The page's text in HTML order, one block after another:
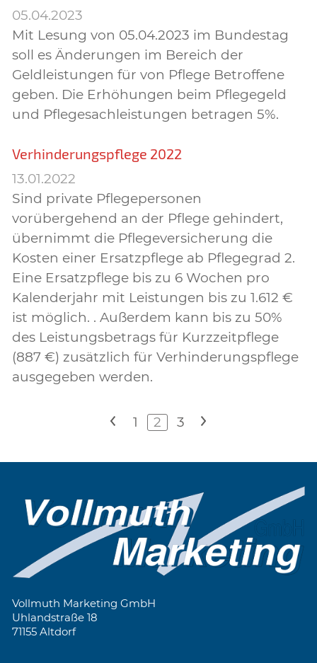
05.04.2023
Mit Lesung von 05.04.2023 im Bundestag
soll es Änderungen im Bereich der
Geldleistungen für von Pflege Betroffene
geben. Die Erhöhungen beim Pflegegeld
und Pflegesachleistungen betragen 5%.
Verhinderungspflege 2022
13.01.2022
Sind private Pflegepersonen
vorübergehend an der Pflege gehindert,
übernimmt die Pflegeversicherung die
Kosten einer Ersatzpflege ab Pflegegrad 2.
Eine Ersatzpflege bis zu 6 Wochen pro
Kalenderjahr mit Leistungen bis zu 1.612 €
ist möglich. . Außerdem kann bis zu 50%
des Leistungsbetrags für Kurzzeitpflege
(887 €) zusätzlich für Verhinderungspflege
ausgegeben werden.
< 1 2 3 >
Vollmuth Marketing GmbH
Uhlandstraße 18
71155 Altdorf